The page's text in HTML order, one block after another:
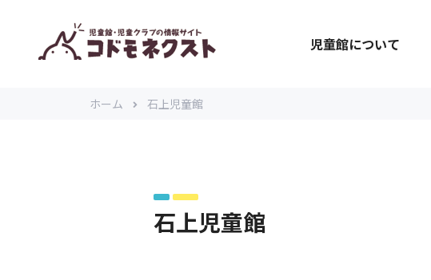
児童館について
ホーム 石上児童館
石上児童館